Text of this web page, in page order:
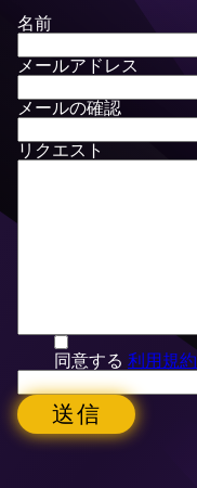
名前
メールアドレス
メールの確認
リクエスト
同意する 利用規約
送信